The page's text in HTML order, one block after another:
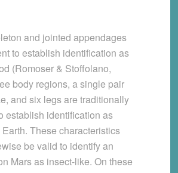
and jointed appendages
to establish identification as
(Romoser & Stoffolano,
body regions, a single pair
and six legs are traditionally
establish identification as
Earth. These characteristics
be valid to identify an
Mars as insect-like. On these